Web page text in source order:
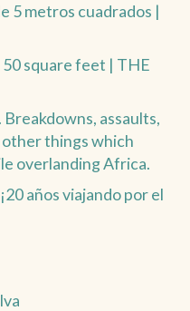
5 metros cuadrados |
square feet | THE
assaults,
things which
overlanding Africa.
años viajando por el